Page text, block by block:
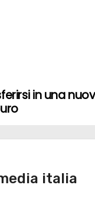
in una
italia